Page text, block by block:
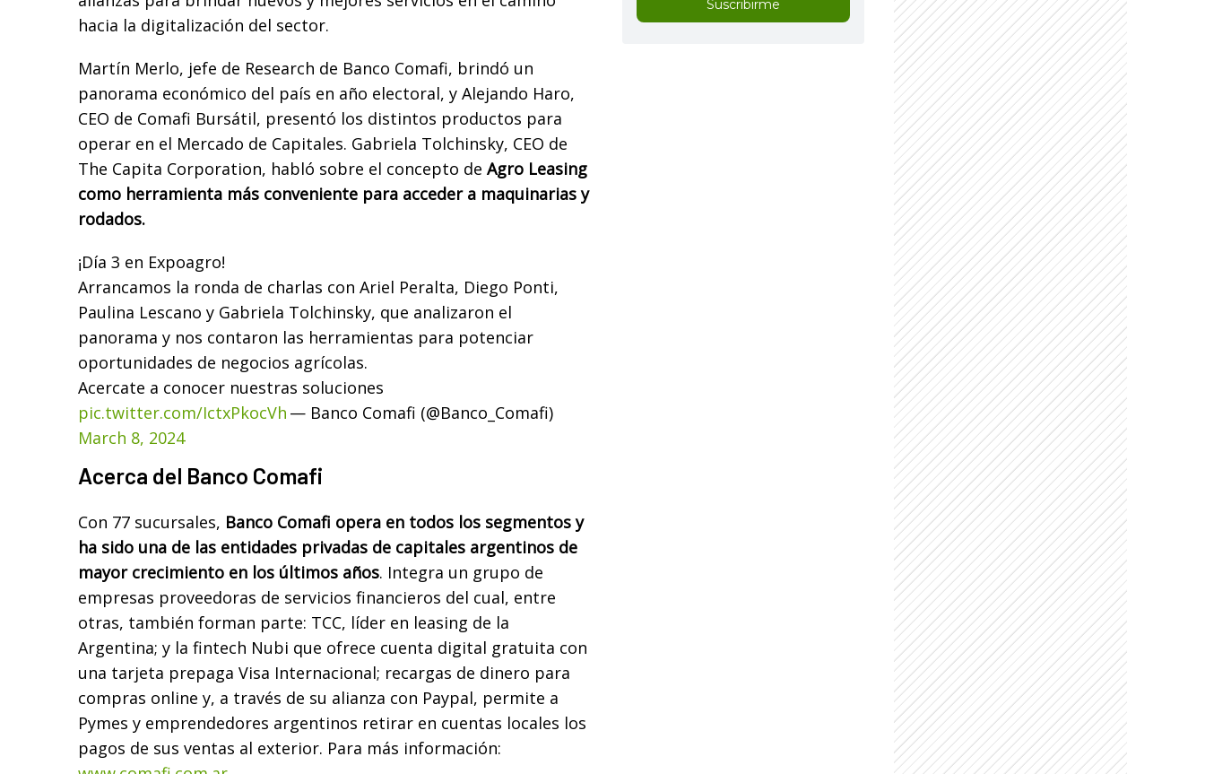
hacia la digitalización del sector.
Martín Merlo, jefe de Research de Banco Comafi, brindó un
panorama económico del país en año electoral, y Alejando Haro,
CEO de Comafi Bursátil, presentó los distintos productos para
operar en el Mercado de Capitales. Gabriela Tolchinsky, CEO de
The Capita Corporation, habló sobre el concepto de Agro Leasing
como herramienta más conveniente para acceder a maquinarias y
rodados.
¡Día 3 en Expoagro!
Arrancamos la ronda de charlas con Ariel Peralta, Diego Ponti,
Paulina Lescano y Gabriela Tolchinsky, que analizaron el
panorama y nos contaron las herramientas para potenciar
oportunidades de negocios agrícolas.
Acercate a conocer nuestras soluciones
pic.twitter.com/IctxPkocVh — Banco Comafi (@Banco_Comafi)
March 8, 2024
Acerca del Banco Comafi
Con 77 sucursales, Banco Comafi opera en todos los segmentos y
ha sido una de las entidades privadas de capitales argentinos de
mayor crecimiento en los últimos años. Integra un grupo de
empresas proveedoras de servicios financieros del cual, entre
otras, también forman parte: TCC, líder en leasing de la
Argentina; y la fintech Nubi que ofrece cuenta digital gratuita con
una tarjeta prepaga Visa Internacional; recargas de dinero para
compras online y, a través de su alianza con Paypal, permite a
Pymes y emprendedores argentinos retirar en cuentas locales los
pagos de sus ventas al exterior. Para más información:
Suscribirme